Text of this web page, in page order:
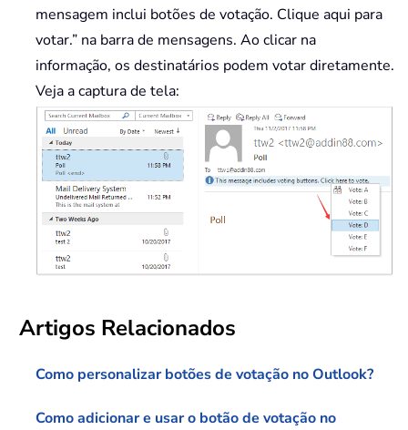
mensagem inclui botões de votação. Clique aqui para
votar.” na barra de mensagens. Ao clicar na
informação, os destinatários podem votar diretamente.
Veja a captura de tela:
Artigos Relacionados
Como personalizar botões de votação no Outlook?
Como adicionar e usar o botão de votação no